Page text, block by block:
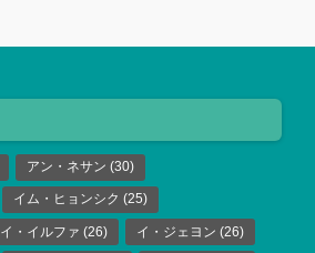
アン・ネサン (30)
イム・ヒョンシク (25)
イ・イルファ (26) イ・ジェヨン (26)